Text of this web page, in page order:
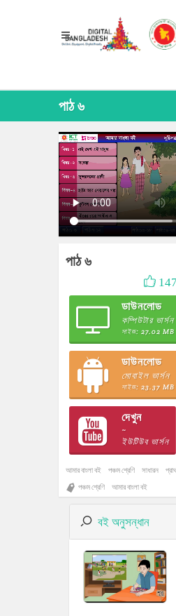
পাঠ ৬
পাঠ ৬
147
ডাউনলোড
কম্পিউটার ভার্সন
সাইজ: 27.02 MB
ডাউনলোড
মোবাইল ভার্সন
সাইজ: 23.37 MB
দেখুন
~
ইউটিউব ভার্সন
আমার বাংলা বই পঞ্চম শ্রেণি সাধারন
পঞ্চম শ্রেণি
আমার বাংলা বই
বই অনুসন্ধান